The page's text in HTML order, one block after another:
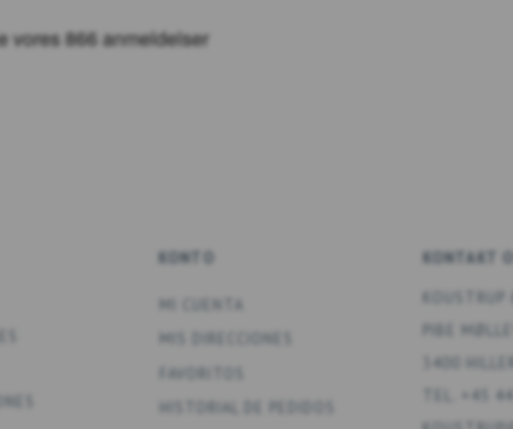
KONTO
MI CUENTA
MIS DIRECCIONES
HISTORIAL DE PEDIDOS
KONTAKT OS
PIBE
3400
TEL. +45